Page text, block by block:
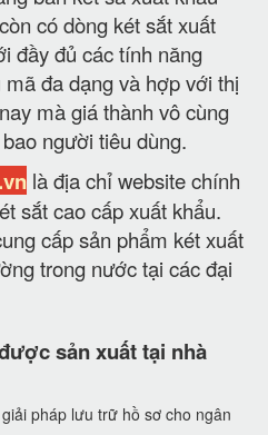
có dòng két sắt xuất
đầy đủ các tính năng
đa dạng và hợp với thị
mà giá thành vô cùng
người tiêu dùng.
là địa chỉ website chính
sắt cao cấp xuất khẩu.
cấp sản phẩm két xuất
trong nước tại các đại
sản xuất tại nhà
pháp lưu trữ hồ sơ cho ngân